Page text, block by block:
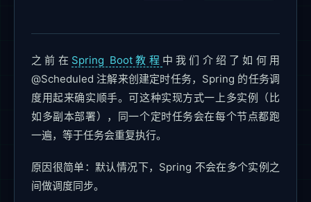
之前在 Spring Boot教程 中我们介绍了如何用
@Scheduled 注解来创建定时任务，Spring 的任务调
度用起来确实顺手。可这种实现方式一上多实例（比
如多副本部署），同一个定时任务会在每个节点都跑
一遍，等于任务会重复执行。
原因很简单：默认情况下，Spring 不会在多个实例之
间做调度同步。